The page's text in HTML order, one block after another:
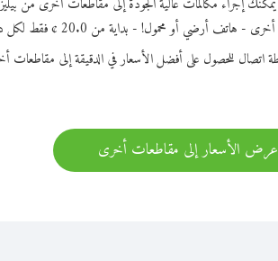
أرضي أو محمول! - بداية من 20.0 ¢ فقط لكل دقيقة.
اتصال للحصول على أفضل الأسعار في الدقيقة إلى مقاطعات
عرض الأسعار إلى مقاطعات أخرى